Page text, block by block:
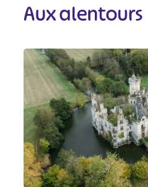
Aux alentours